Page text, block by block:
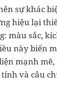
sự khác
hiệu lại
màu sắc,
này biến
mạnh
và câu